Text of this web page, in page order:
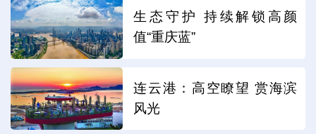
生态守护 持续解锁高颜
值“重庆蓝”
连云港：高空瞭望 赏海滨
风光